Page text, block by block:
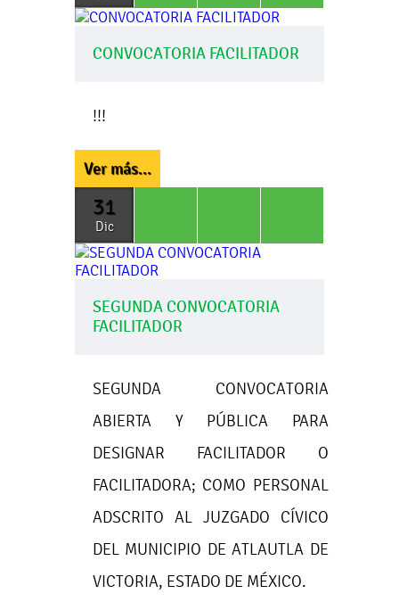
CONVOCATORIA FACILITADOR
!!!
Ver más...
31
Dic
SEGUNDA CONVOCATORIA
FACILITADOR
SEGUNDA CONVOCATORIA
ABIERTA Y PÚBLICA PARA
DESIGNAR FACILITADOR O
FACILITADORA; COMO PERSONAL
ADSCRITO AL JUZGADO CÍVICO
DEL MUNICIPIO DE ATLAUTLA DE
VICTORIA, ESTADO DE MÉXICO.